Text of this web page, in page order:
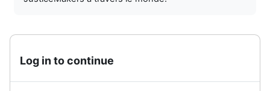
Log in to continue